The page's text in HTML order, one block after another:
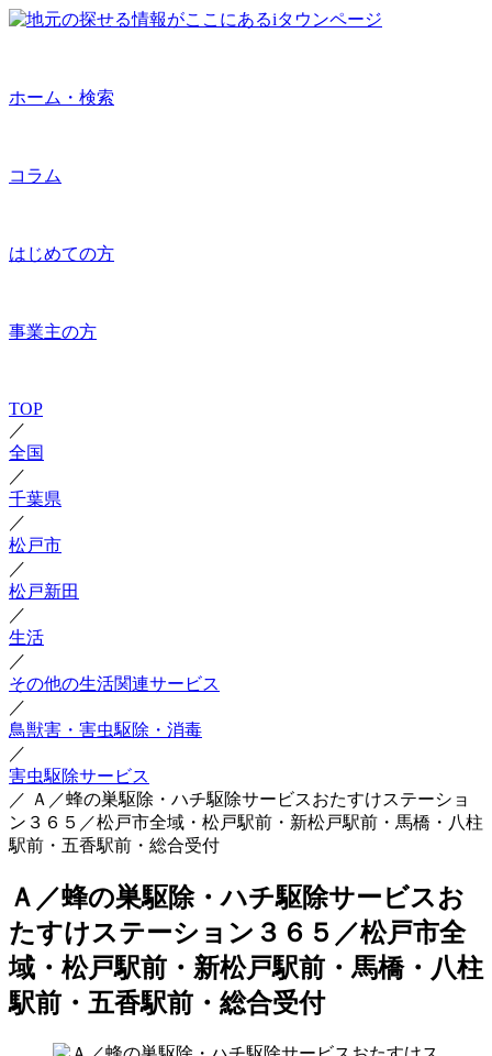
ホーム・検索
コラム
はじめての方
事業主の方
TOP
／
全国
／
千葉県
／
松戸市
／
松戸新田
／
生活
／
その他の生活関連サービス
／
鳥獣害・害虫駆除・消毒
／
害虫駆除サービス
／ Ａ／蜂の巣駆除・ハチ駆除サービスおたすけステーショ
ン３６５／松戸市全域・松戸駅前・新松戸駅前・馬橋・八柱
駅前・五香駅前・総合受付
Ａ／蜂の巣駆除・ハチ駆除サービスお
たすけステーション３６５／松戸市全
域・松戸駅前・新松戸駅前・馬橋・八柱
駅前・五香駅前・総合受付